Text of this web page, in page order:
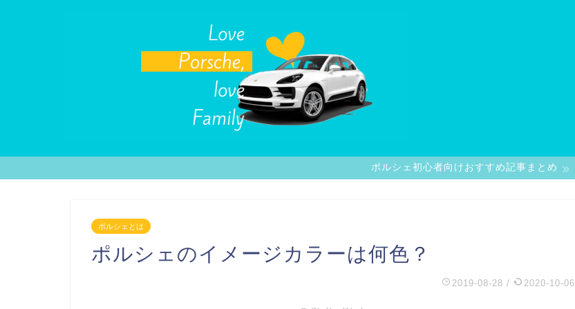
ポルシェ初心者向けおすすめ記事まとめ
ポルシェとは
ポルシェのイメージカラーは何色？
2019-08-28 / 2020-10-06